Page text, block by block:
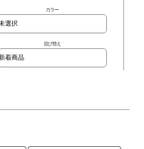
カラー
並び替え